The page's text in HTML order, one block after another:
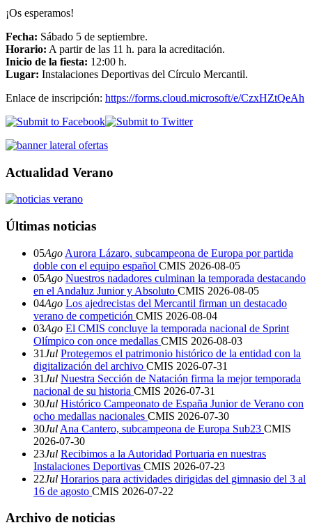
¡Os esperamos!
Fecha: Sábado 5 de septiembre.
Horario: A partir de las 11 h. para la acreditación.
Inicio de la fiesta: 12:00 h.
Lugar: Instalaciones Deportivas del Círculo Mercantil.
Enlace de inscripción: https://forms.cloud.microsoft/e/CzxHZtQeAh
Actualidad Verano
Últimas noticias
05Ago Aurora Lázaro, subcampeona de Europa por partida
doble con el equipo español CMIS 2026-08-05
05Ago Nuestros nadadores culminan la temporada destacando
en el Andaluz Junior y Absoluto CMIS 2026-08-05
04Ago Los ajedrecistas del Mercantil firman un destacado
verano de competición CMIS 2026-08-04
03Ago El CMIS concluye la temporada nacional de Sprint
Olímpico con once medallas CMIS 2026-08-03
31Jul Protegemos el patrimonio histórico de la entidad con la
digitalización del archivo CMIS 2026-07-31
31Jul Nuestra Sección de Natación firma la mejor temporada
nacional de su historia CMIS 2026-07-31
30Jul Histórico Campeonato de España Junior de Verano con
ocho medallas nacionales CMIS 2026-07-30
30Jul Ana Cantero, subcampeona de Europa Sub23 CMIS
2026-07-30
23Jul Recibimos a la Autoridad Portuaria en nuestras
Instalaciones Deportivas CMIS 2026-07-23
22Jul Horarios para actividades dirigidas del gimnasio del 3 al
16 de agosto CMIS 2026-07-22
Archivo de noticias